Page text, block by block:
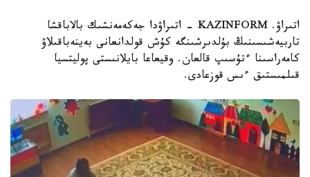
اتىراۋ. KAZINFORM - اتىراۋدا جەكەمەنشىك بالاباقشا
تاربيەشىسىنىڭ بۇلدىرشىنگە كۇش قولدانعانى بەينەباقىلاۋ
كامەراسىنا ءتۇسىپ قالعان. وقيعاعا بايلانىستى پوليتسيا
قىلمىستىق ءىس قوزعادى.